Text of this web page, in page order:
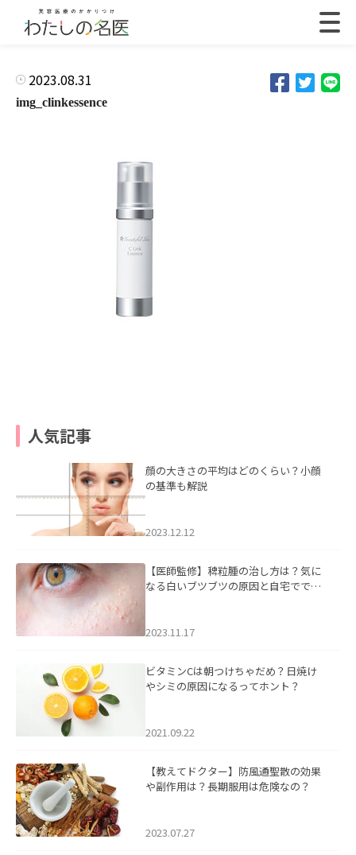
2023.08.31
img_clinkessence
人気記事
顔の大きさの平均はどのくらい？小顔
の基準も解説
2023.12.12
【医師監修】稗粒腫の治し方は？気に
なる白いブツブツの原因と自宅ででき
2023.11.17
ビタミンCは朝つけちゃだめ？日焼け
やシミの原因になるってホント？
2021.09.22
【教えてドクター】防風通聖散の効果
や副作用は？長期服用は危険なの？
2023.07.27